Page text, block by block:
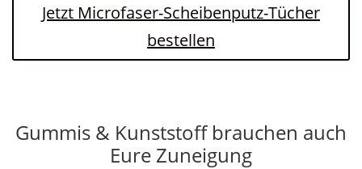
Jetzt Microfaser-Scheibenputz-Tücher
bestellen
Gummis & Kunststoff brauchen auch
Eure Zuneigung